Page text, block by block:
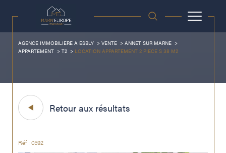
AGENCE IMMOBILIERE A ESBLY VENTE
ANNET SUR MARNE
APPARTEMENT
T2 LOCATION APPARTEMENT 2 PIECE S 38 M2
Retour aux résultats
Réf : 0592